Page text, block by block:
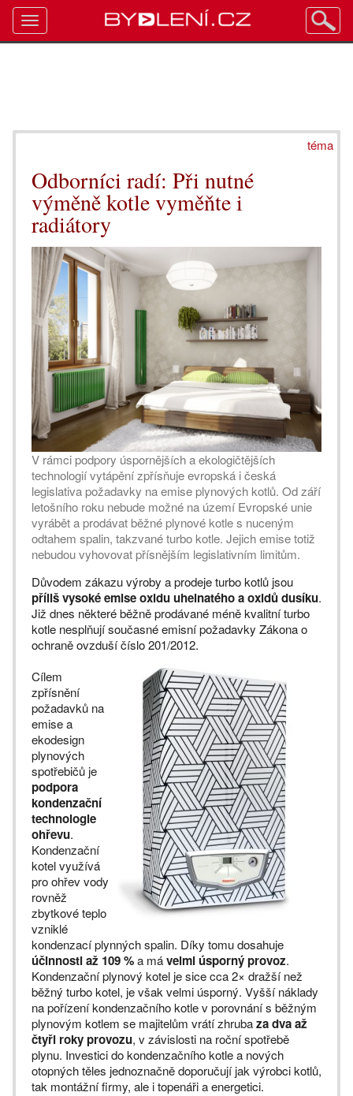
téma
Odborníci radí: Při nutné
výměně kotle vyměňte i
radiátory
V rámci podpory úspornějších a ekologičtějších
technologií vytápění zpřísňuje evropská i česká
legislativa požadavky na emise plynových kotlů. Od září
letošního roku nebude možné na území Evropské unie
vyrábět a prodávat běžné plynové kotle s nuceným
odtahem spalin, takzvané turbo kotle. Jejich emise totiž
nebudou vyhovovat přísnějším legislativním limitům.
Důvodem zákazu výroby a prodeje turbo kotlů jsou
příliš vysoké emise oxidu uhelnatého a oxidů dusíku.
Již dnes některé běžně prodávané méně kvalitní turbo
kotle nesplňují současné emisní požadavky Zákona o
ochraně ovzduší číslo 201/2012.
Cílem
zpřísnění
požadavků na
emise a
ekodesign
plynových
spotřebičů je
podpora
kondenzační
technologie
ohřevu.
Kondenzační
kotel využívá
pro ohřev vody
rovněž
zbytkové teplo
vzniklé
kondenzací plynných spalin. Díky tomu dosahuje
účinnosti až 109 %a mávelmi úsporný provoz.
Kondenzační plynový kotel je sice cca 2× dražší než
běžný turbo kotel, je však velmi úsporný. Vyšší náklady
na pořízení kondenzačního kotle v porovnání s běžným
plynovým kotlem se majitelům vrátí zhrubaza dva až
čtyři roky provozu, v závislosti na roční spotřebě
plynu. Investici do kondenzačního kotle a nových
otopných těles jednoznačně doporučují jak výrobci kotlů,
tak montážní firmy, ale i topenáři a energetici.
Toggle
navigation